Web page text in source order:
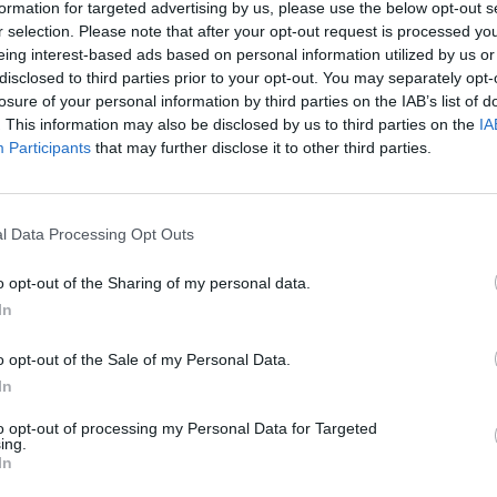
for targeted advertising by us, please use the below opt-out
selection. Please note that after your opt-out request is processed
interest-based ads based on personal information utilized by us
to third parties prior to your opt-out. You may separately
of your personal information by third parties on the IAB’s list of
This information may also be disclosed by us to third parties on the
Participants that may further disclose it to other third parties.
Data Processing Opt Outs
opt-out of the Sharing of my personal data.
opt-out of the Sale of my Personal Data.
opt-out of processing my Personal Data for Targeted
το Δίκτυο
Χρυσοβελώνη: "Έλαβα το
ενοικίου για ένα διάστημα"